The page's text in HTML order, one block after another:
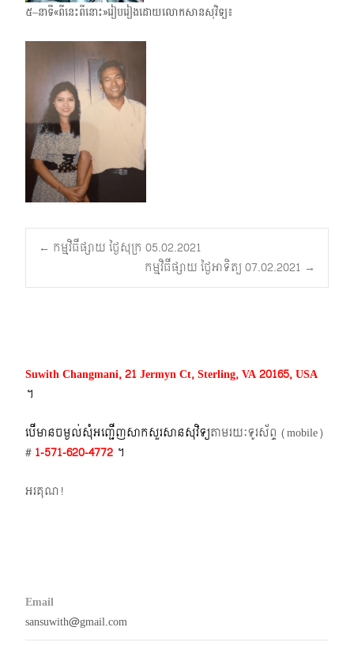
៥–នាទី«ពីនេះពីនោះ»រៀបរៀងដោយលោកសានសុវិទ្យ៖
Post
navigation
← កម្មវិធីផ្សាយ ថ្ងៃសុក្រ 05.02.2021
កម្មវិធីផ្សាយ ថ្ងៃអាទិត្យ 07.02.2021 →
Suwith Changmani, 21 Jermyn Ct, Sterling, VA 20165, USA
។​
បើមានចម្ងល់​សុំអញ្ជើញសាកសួរសានសុវិទ្យតាមរយៈទូរស័ព្ទ​ (mobile)​
# 1-571-620-4772​ ។
អរគុណ!
Email
sansuwith@gmail.com